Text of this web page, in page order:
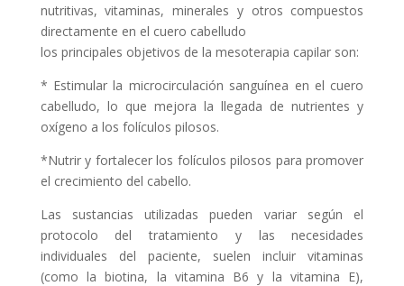
nutritivas, vitaminas, minerales y otros compuestos
directamente en el cuero cabelludo
los principales objetivos de la mesoterapia capilar son:
* Estimular la microcirculación sanguínea en el cuero
cabelludo, lo que mejora la llegada de nutrientes y
oxígeno a los folículos pilosos.
*Nutrir y fortalecer los folículos pilosos para promover
el crecimiento del cabello.
Las sustancias utilizadas pueden variar según el
protocolo del tratamiento y las necesidades
individuales del paciente, suelen incluir vitaminas
(como la biotina, la vitamina B6 y la vitamina E),